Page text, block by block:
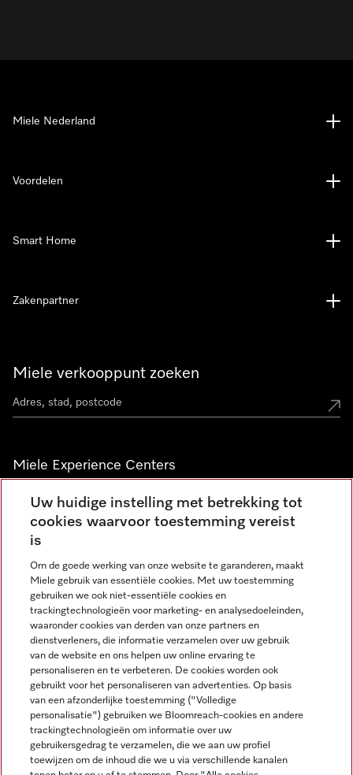
Miele verkooppunt zoeken
Miele Experience Centers
Vind jouw Miele Experience Center
Nieuwsbrief
Miele Nederland
Voordelen
Smart Home
Zakenpartner
Miele op Instagram
Miele op Facebook
Miele op Youtube
Uw huidige instelling met betrekking tot
cookies waarvoor toestemming vereist
is
Om de goede werking van onze website te garanderen, maakt
Miele gebruik van essentiële cookies. Met uw toestemming
gebruiken we ook niet-essentiële cookies en
trackingtechnologieën voor marketing- en analysedoeleinden,
waaronder cookies van derden van onze partners en
dienstverleners, die informatie verzamelen over uw gebruik
van de website en ons helpen uw online ervaring te
personaliseren en te verbeteren. De cookies worden ook
gebruikt voor het personaliseren van advertenties. Op basis
van een afzonderlijke toestemming ("Volledige
personalisatie") gebruiken we Bloomreach-cookies en andere
trackingtechnologieën om informatie over uw
gebruikersgedrag te verzamelen, die we aan uw profiel
toewijzen om de inhoud die we u via verschillende kanalen